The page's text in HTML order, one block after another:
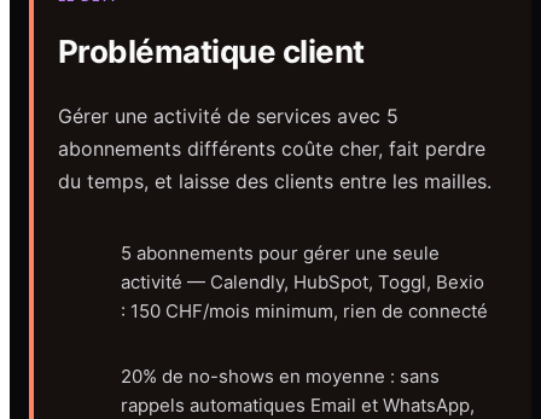
Problématique client
Gérer une activité de services avec 5
abonnements différents coûte cher, fait perdre
du temps, et laisse des clients entre les mailles.
5 abonnements pour gérer une seule
activité — Calendly, HubSpot, Toggl, Bexio
: 150 CHF/mois minimum, rien de connecté
20% de no-shows en moyenne : sans
rappels automatiques Email et WhatsApp,